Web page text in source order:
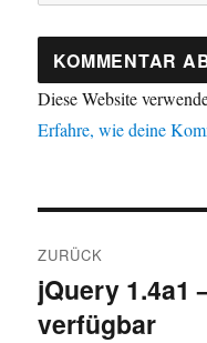
Diese Website
Erfahre, wie deine
ZURÜCK
Vorheriger
Beitrag:
jQuery 1.4a1
verfügbar